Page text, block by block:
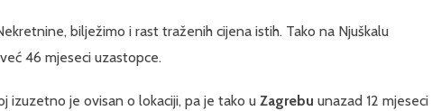
bilježimo i rast traženih cijena istih. Tako na Njuškalu
46 mjeseci uzastopce.
izuzetno je ovisan o lokaciji, pa je tako u Zagrebu unazad 12 mjeseci